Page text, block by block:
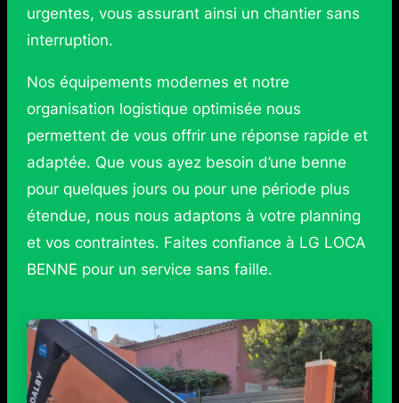
urgentes, vous assurant ainsi un chantier sans
interruption.
Nos équipements modernes et notre
organisation logistique optimisée nous
permettent de vous offrir une réponse rapide et
adaptée. Que vous ayez besoin d’une benne
pour quelques jours ou pour une période plus
étendue, nous nous adaptons à votre planning
et vos contraintes. Faites confiance à LG LOCA
BENNE pour un service sans faille.